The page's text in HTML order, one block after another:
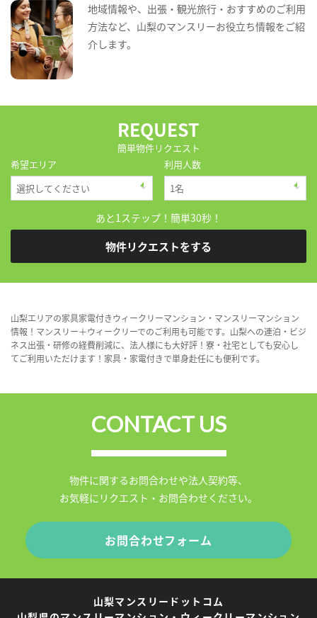
地域情報や、出張・観光旅行・おすすめのご利用
方法など、山梨のマンスリーお役立ち情報をご紹
介します。
REQUEST
簡単物件リクエスト
希望エリア
利用人数
あと1ステップ！簡単30秒！
物件リクエストをする
山梨エリアの家具家電付きウィークリーマンション・マンスリーマンション
情報！マンスリー＋ウィークリーでのご利用も可能です。山梨への連泊・ビジ
ネス出張・研修の経費削減に、法人様にも大好評！寮・社宅としても安心し
てご利用いただけます！家具・家電付きで単身赴任にも便利です。
CONTACT US
物件に関するお問合わせや法人契約等、
お気軽にリクエスト・お問合わせください。
お問合わせフォーム
山梨マンスリードットコム